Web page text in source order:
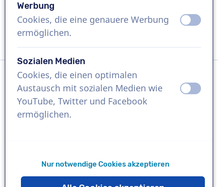
Projekt erstellen
Kostenlose Demo anfordern
Sprache
Spanisch
Sprecher
Werbung
Cookies, die eine genauere Werbung
ermöglichen.
ausan
Sozialen Medien
Cookies, die einen optimalen
Austausch mit sozialen Medien wie
YouTube, Twitter und Facebook
ermöglichen.
ausan
Nur notwendige Cookies akzeptieren